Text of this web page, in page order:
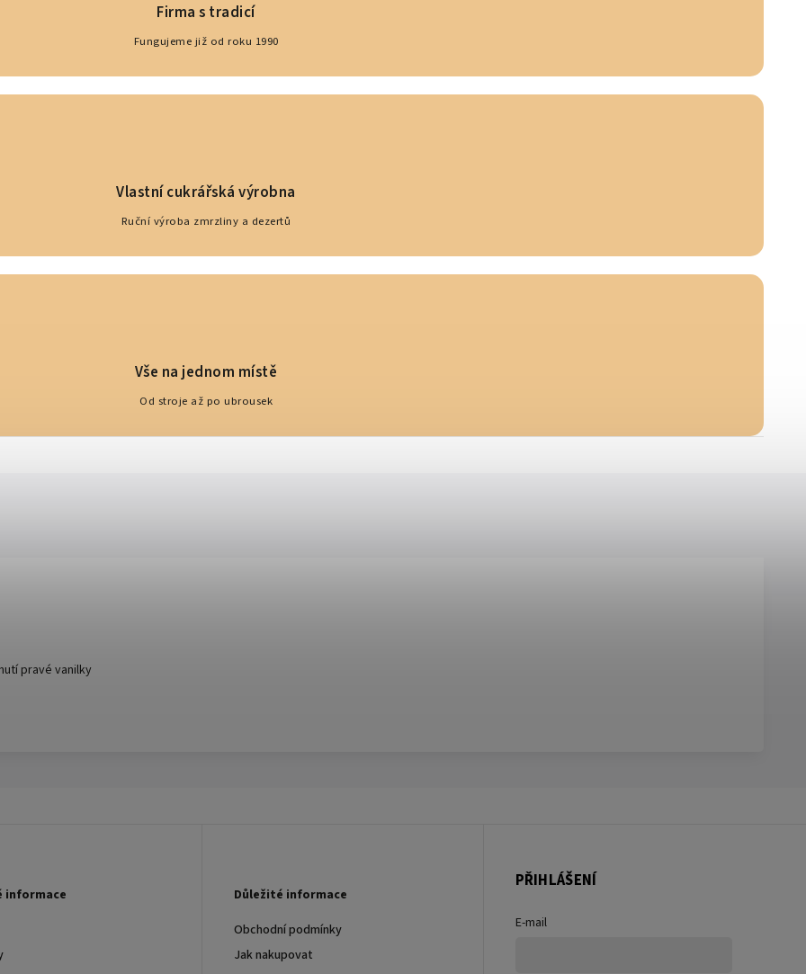
Firma s tradicí
Fungujeme již od roku 1990
Vlastní cukrářská výrobna
Ruční výroba zmrzliny a dezertů
Vše na jednom místě
Od stroje až po ubrousek
pravé vanilky
informace
Důležité informace
Obchodní podmínky
Jak nakupovat
PŘIHLÁŠENÍ
E-mail